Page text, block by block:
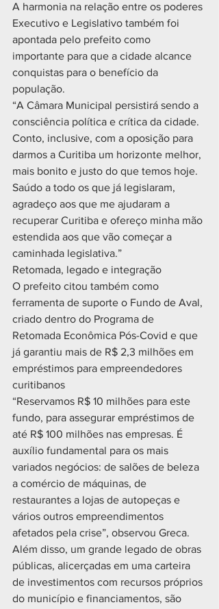
A harmonia na relação entre os poderes
Executivo e Legislativo também foi
apontada pelo prefeito como
importante para que a cidade alcance
conquistas para o benefício da
população.
“A Câmara Municipal persistirá sendo a
consciência política e crítica da cidade.
Conto, inclusive, com a oposição para
darmos a Curitiba um horizonte melhor,
mais bonito e justo do que temos hoje.
Saúdo a todo os que já legislaram,
agradeço aos que me ajudaram a
recuperar Curitiba e ofereço minha mão
estendida aos que vão começar a
caminhada legislativa.”
Retomada, legado e integração
O prefeito citou também como
ferramenta de suporte o Fundo de Aval,
criado dentro do Programa de
Retomada Econômica Pós-Covid e que
já garantiu mais de R$ 2,3 milhões em
empréstimos para empreendedores
curitibanos
“Reservamos R$ 10 milhões para este
fundo, para assegurar empréstimos de
até R$ 100 milhões nas empresas. É
auxílio fundamental para os mais
variados negócios: de salões de beleza
a comércio de máquinas, de
restaurantes a lojas de autopeças e
vários outros empreendimentos
afetados pela crise”, observou Greca.
Além disso, um grande legado de obras
públicas, alicerçadas em uma carteira
de investimentos com recursos próprios
do município e financiamentos, são